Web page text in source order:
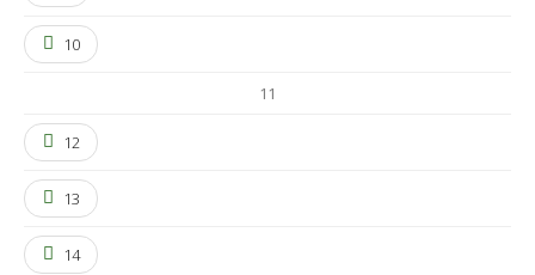
10
11
12
13
14